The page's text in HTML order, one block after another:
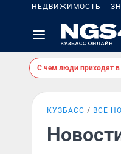
НЕДВИЖИМОСТЬ
С чем люди приходят
КУЗБАСС ВСЕ